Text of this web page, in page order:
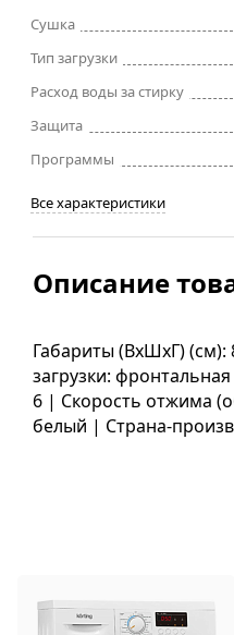
Сушка
Тип загрузки
Расход воды за стирку
Защита
Программы
Все характеристики
Описание
Габариты (ВxШxГ) (см):
загрузки:
6 | Скорость отжима
белый | Страна-